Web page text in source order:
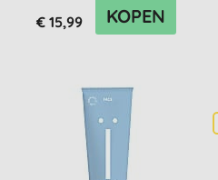
€ 15,99 KOPEN